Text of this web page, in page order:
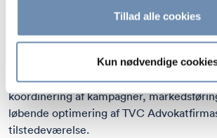
Tillad alle cookies
Kun nødvendige
Advokatfirma, hvor hun har ansvaret for
eksterne kommunikation. Det dækker et
opgaver fra nyhedsproduktion og
koordinering af kampagner,
løbende optimering af TVC
tilstedeværelse.